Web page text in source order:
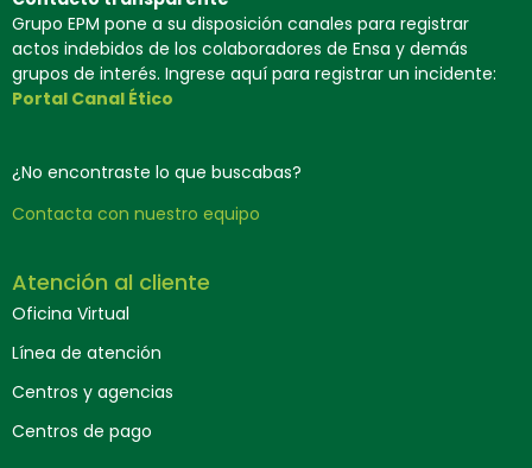
Grupo EPM pone a su disposición canales para registrar
actos indebidos de los colaboradores de Ensa y demás
grupos de interés. Ingrese aquí para registrar un incidente:
Portal Canal Ético
¿No encontraste lo que buscabas?
Contacta con nuestro equipo
Atención al cliente
Oficina Virtual
Línea de atención
Centros y agencias
Centros de pago